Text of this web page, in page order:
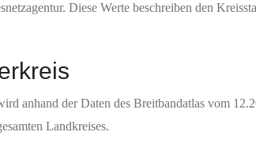
Diese Werte beschreiben den
anhand der Daten des Breitbandatlas vom
Landkreises.